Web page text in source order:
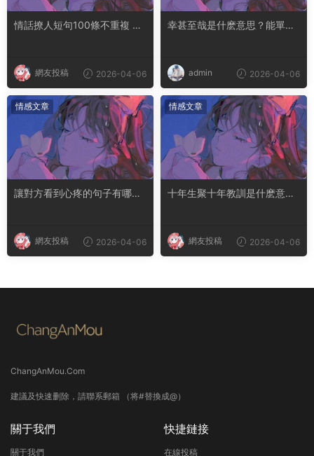
情話撩人短句100條不重複 土
網友投稿 2026-04-06
幸甚至哉是什麽意思？能單獨
admin 2026-04-06
情感文章
讓對方看到心疼的句子有哪
網友投稿 2026-04-06
情感文章
十年生聚十年教訓是什麽意思
網友投稿 2026-04-06
ChangAnMou.Com
建議及快速删除，請聯系郵箱 （将#替換成@）
關于我們
關于我們
快捷鏈接
在線投稿